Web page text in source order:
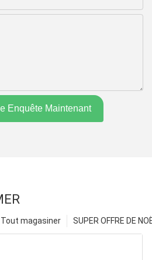
Enquête Maintenant
SUPER OFFRE DE
Tout magasiner